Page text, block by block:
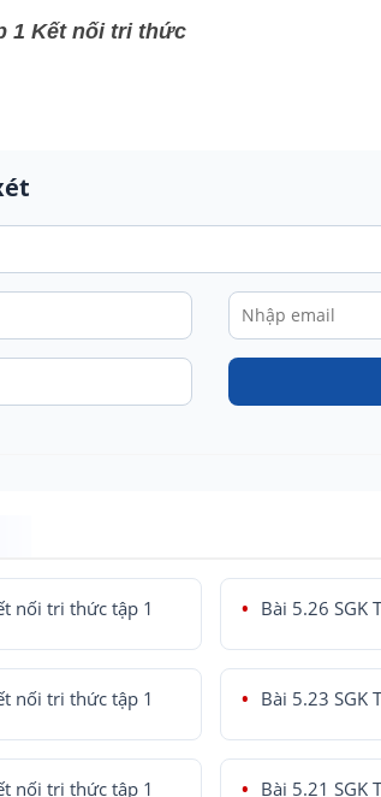
1 Kết nối tri thức
nối tri thức tập 1 Bài 5.26 SGK
nối tri thức tập 1 Bài 5.23 SGK
nối tri thức tập 1 Bài 5.21 SGK